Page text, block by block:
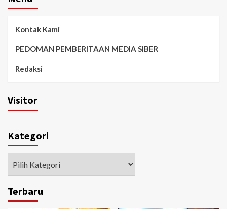
Kontak Kami
PEDOMAN PEMBERITAAN MEDIA SIBER
Redaksi
Visitor
Kategori
Terbaru